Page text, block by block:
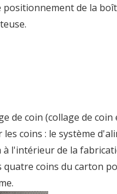
positionnement de la
de coin (collage de coin
les coins : le système
à l'intérieur de la
quatre coins du carton